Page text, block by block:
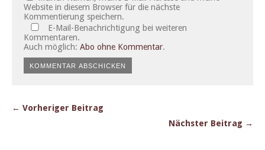
Website in diesem Browser für die nächste
Kommentierung speichern.
E-Mail-Benachrichtigung bei weiteren
Kommentaren.
Auch möglich: Abo ohne Kommentar.
← Vorheriger Beitrag
Nächster Beitrag →